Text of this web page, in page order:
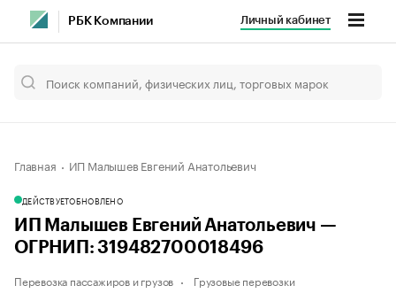
РБК Компании Личный кабинет
Главная ИП Малышев Евгений Анатольевич
ДЕЙСТВУЕТОБНОВЛЕНО
ИП Малышев Евгений Анатольевич —
ОГРНИП: 319482700018496
Перевозка пассажиров и грузов Грузовые перевозки